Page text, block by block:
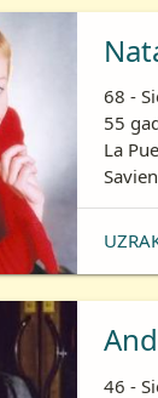
68 -
55
La
46 -